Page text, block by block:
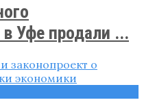
Уфе продали ...